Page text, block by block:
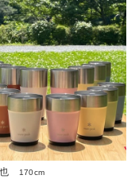
170cm